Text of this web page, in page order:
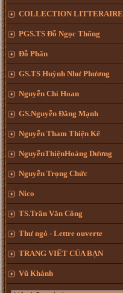
COLLECTION LITTERAIRE
PGS.TS Đỗ Ngọc Thống
Đỗ Phấn
GS.TS Huỳnh Như Phương
Nguyễn Chí Hoan
GS.Nguyễn Đăng Mạnh
Nguyễn Tham Thiện Kế
NguyễnThiệnHoàng Dương
Nguyễn Trọng Chức
Nico
TS.Trần Văn Công
Thư ngỏ - Lettre ouverte
TRANG VIẾT CỦA BẠN
Vũ Khánh